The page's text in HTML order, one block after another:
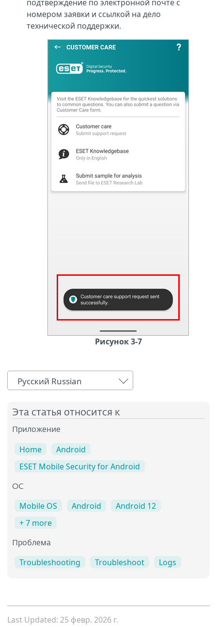
подтверждение по электронной почте с
номером заявки и ссылкой на дело
технической поддержки.
Рисунок 3-7
Русский Russian
Эта статья относится к
Приложение
Home
Android
ESET Mobile Security for Android
OC
Mobile OS Android
Android 12
+ 7 more
Проблема
Troubleshooting Troubleshoot Logs
Last Updated: 25 февр. 2026 г.